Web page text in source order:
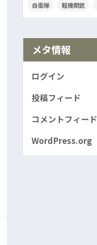
自衛隊 軽機関銃
メタ情報
ログイン
投稿フィード
コメントフィード
WordPress.org